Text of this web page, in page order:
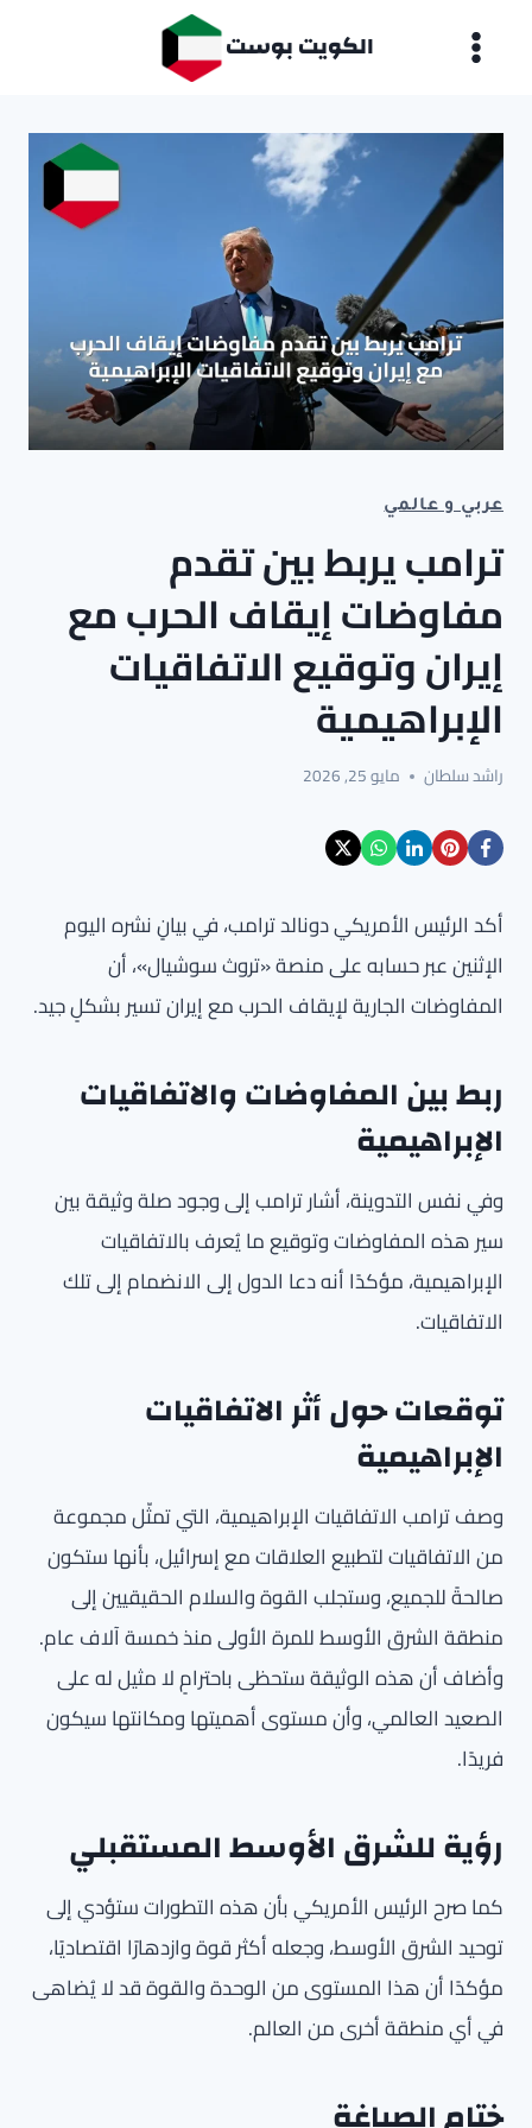
الكويت بوست
عربي و عالمي
ترامب يربط بين تقدم
مفاوضات إيقاف الحرب مع
إيران وتوقيع الاتفاقيات
الإبراهيمية
راشد سلطان مايو 25, 2026
أكد الرئيس الأمريكي دونالد ترامب، في بيانٍ نشره اليوم
الإثنين عبر حسابه على منصة «تروث سوشيال»، أن
المفاوضات الجارية لإيقاف الحرب مع إيران تسير بشكلٍ جيد.
ربط بين المفاوضات والاتفاقيات
الإبراهيمية
وفي نفس التدوينة، أشار ترامب إلى وجود صلة وثيقة بين
سير هذه المفاوضات وتوقيع ما يُعرف بالاتفاقيات
الإبراهيمية، مؤكدًا أنه دعا الدول إلى الانضمام إلى تلك
الاتفاقيات.
توقعات حول أثر الاتفاقيات
الإبراهيمية
وصف ترامب الاتفاقيات الإبراهيمية، التي تمثّل مجموعة
من الاتفاقيات لتطبيع العلاقات مع إسرائيل، بأنها ستكون
صالحةً للجميع، وستجلب القوة والسلام الحقيقيين إلى
منطقة الشرق الأوسط للمرة الأولى منذ خمسة آلاف عام.
وأضاف أن هذه الوثيقة ستحظى باحترامٍ لا مثيل له على
الصعيد العالمي، وأن مستوى أهميتها ومكانتها سيكون
فريدًا.
رؤية للشرق الأوسط المستقبلي
كما صرح الرئيس الأمريكي بأن هذه التطورات ستؤدي إلى
توحيد الشرق الأوسط، وجعله أكثر قوة وازدهارًا اقتصاديًا،
مؤكدًا أن هذا المستوى من الوحدة والقوة قد لا يُضاهى
في أي منطقة أخرى من العالم.